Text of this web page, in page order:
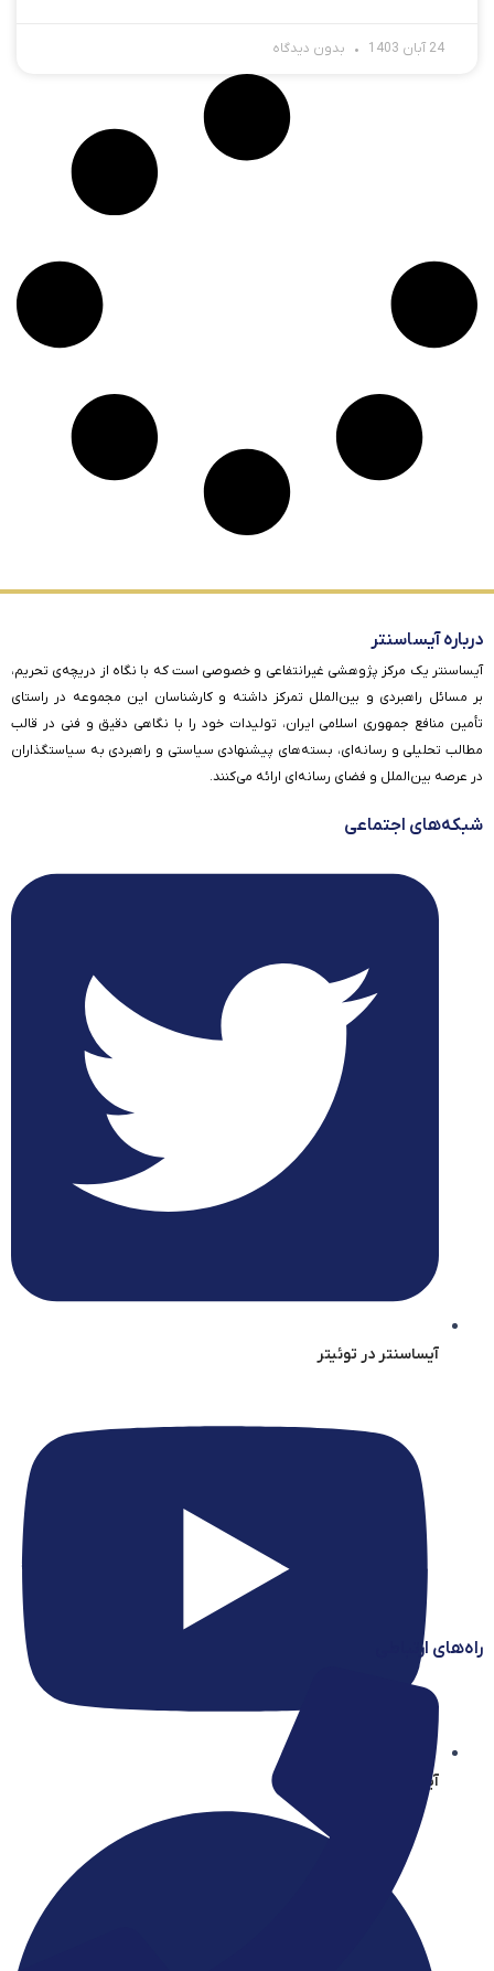
24 آبان 1403 بدون دیدگاه
درباره آیساسنتر
آیساسنتر یک مرکز پژوهشی غیرانتفاعی و خصوصی است که با نگاه از دریچه‌ی تحریم،
بر مسائل راهبردی و بین‌الملل تمرکز داشته و کارشناسان این مجموعه در راستای
تأمین منافع جمهوری اسلامی ایران، تولیدات خود را با نگاهی دقیق و فنی در قالب
مطالب تحلیلی و رسانه‌ای، بسته‌های پیشنهادی سیاستی و راهبردی به سیاستگذاران
در عرصه بین‌الملل و فضای رسانه‌ای ارائه می‌کنند.
شبکه‌های اجتماعی
آیساسنتر در توئیتر
آیساسنتر در یوتیوب
راه‌های ارتباطی